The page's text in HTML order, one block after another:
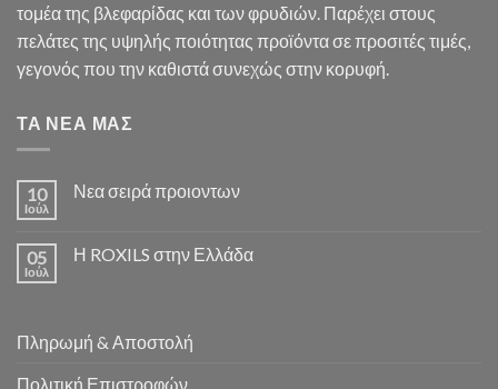
τομέα της βλεφαρίδας και των φρυδιών. Παρέχει στους
πελάτες της υψηλής ποιότητας προϊόντα σε προσιτές τιμές,
γεγονός που την καθιστά συνεχώς στην κορυφή.
ΤΑ ΝΕΑ ΜΑΣ
10
Ιούλ
Νεα σειρά προιοντων
05
Ιούλ
Η ROXILS στην Ελλάδα
Πληρωμή & Αποστολή
Πολιτική Επιστροφών